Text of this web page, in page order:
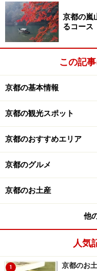
京都の嵐
るコース
この記
京都の基本情報
京都の観光スポット
京都のおすすめエリア
京都のグルメ
京都のお土産
他
人気
1 京都のお